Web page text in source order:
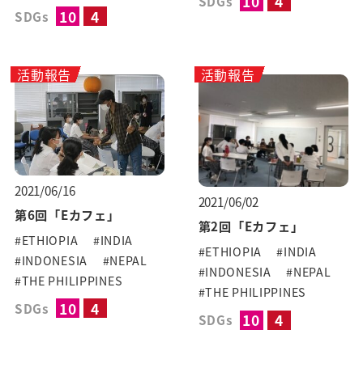
SDGs 10 4
活動報告
2021/06/16
第6回「Eカフェ」
#ETHIOPIA
#INDIA
#INDONESIA
#NEPAL
#THE PHILIPPINES
SDGs 10 4
活動報告
2021/06/02
第2回「Eカフェ」
#ETHIOPIA
#INDIA
#INDONESIA
#NEPAL
#THE PHILIPPINES
SDGs 10 4